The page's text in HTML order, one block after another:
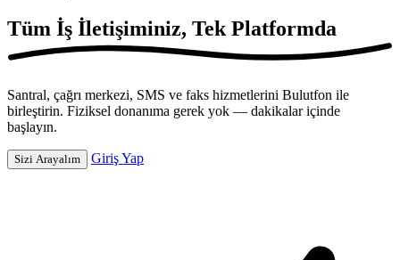
Tüm İş İletişiminiz, Tek Platformda
Santral, çağrı merkezi, SMS ve faks hizmetlerini Bulutfon ile
birleştirin. Fiziksel donanıma gerek yok — dakikalar içinde
başlayın.
Sizi Arayalım Giriş Yap